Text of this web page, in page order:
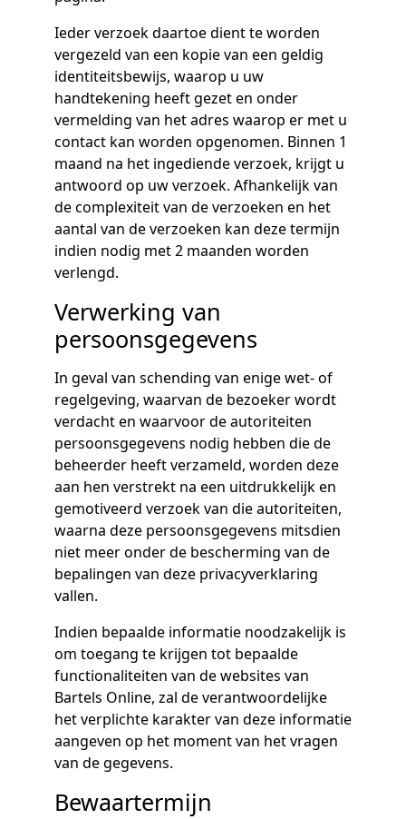
Ieder verzoek daartoe dient te worden
vergezeld van een kopie van een geldig
identiteitsbewijs, waarop u uw
handtekening heeft gezet en onder
vermelding van het adres waarop er met u
contact kan worden opgenomen. Binnen 1
maand na het ingediende verzoek, krijgt u
antwoord op uw verzoek. Afhankelijk van
de complexiteit van de verzoeken en het
aantal van de verzoeken kan deze termijn
indien nodig met 2 maanden worden
verlengd.
Verwerking van
persoonsgegevens
In geval van schending van enige wet- of
regelgeving, waarvan de bezoeker wordt
verdacht en waarvoor de autoriteiten
persoonsgegevens nodig hebben die de
beheerder heeft verzameld, worden deze
aan hen verstrekt na een uitdrukkelijk en
gemotiveerd verzoek van die autoriteiten,
waarna deze persoonsgegevens mitsdien
niet meer onder de bescherming van de
bepalingen van deze privacyverklaring
vallen.
Indien bepaalde informatie noodzakelijk is
om toegang te krijgen tot bepaalde
functionaliteiten van de websites van
Bartels Online, zal de verantwoordelijke
het verplichte karakter van deze informatie
aangeven op het moment van het vragen
van de gegevens.
Bewaartermijn